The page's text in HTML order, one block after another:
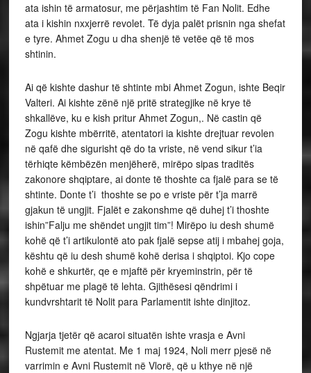
ata ishin të armatosur, me përjashtim të Fan Nolit. Edhe
ata i kishin nxxjerrë revolet. Të dyja palët prisnin nga shefat
e tyre. Ahmet Zogu u dha shenjë të vetëe që të mos
shtinin.
Ai që kishte dashur të shtinte mbi Ahmet Zogun, ishte Beqir
Valteri. Ai kishte zënë një pritë strategjike në krye të
shkallëve, ku e kish pritur Ahmet Zogun,. Në castin që
Zogu kishte mbërritë, atentatori ia kishte drejtuar revolen
në qafë dhe sigurisht që do ta vriste, në vend sikur t’ia
tërhiqte këmbëzën menjëherë, mirëpo sipas traditës
zakonore shqiptare, ai donte të thoshte ca fjalë para se të
shtinte. Donte t’i thoshte se po e vriste për t’ja marrë
gjakun të ungjit. Fjalët e zakonshme që duhej t’i thoshte
ishin”Falju me shëndet ungjit tim”! Mirëpo iu desh shumë
kohë që t’i artikulontë ato pak fjalë sepse atij i mbahej goja,
kështu që iu desh shumë kohë derisa i shqiptoi. Kjo cope
kohë e shkurtër, qe e mjaftë për kryeminstrin, për të
shpëtuar me plagë të lehta. Gjithësesi qëndrimi i
kundvrshtarit të Nolit para Parlamentit ishte dinjitoz.
Ngjarja tjetër që acaroi situatën ishte vrasja e Avni
Rustemit me atentat. Me 1 maj 1924, Noli merr pjesë në
varrimin e Avni Rustemit në Vlorë, që u kthye në një